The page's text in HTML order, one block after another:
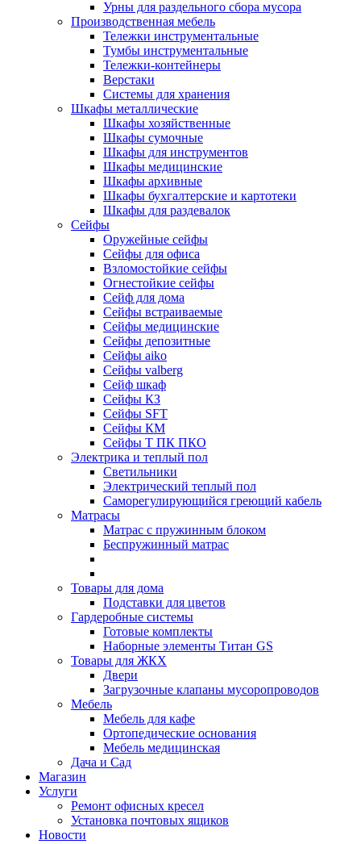
Урны для раздельного сбора мусора
Производственная мебель
Тележки инструментальные
Тумбы инструментальные
Тележки-контейнеры
Верстаки
Системы для хранения
Шкафы металлические
Шкафы хозяйственные
Шкафы сумочные
Шкафы для инструментов
Шкафы медицинские
Шкафы архивные
Шкафы бухгалтерские и картотеки
Шкафы для раздевалок
Сейфы
Оружейные сейфы
Сейфы для офиса
Взломостойкие сейфы
Огнестойкие сейфы
Cейф для дома
Сейфы встраиваемые
Сейфы медицинские
Сейфы депозитные
Сейфы aiko
Сейфы valberg
Сейф шкаф
Сейфы КЗ
Сейфы SFT
Сейфы КМ
Сейфы Т ПК ПКО
Электрика и теплый пол
Светильники
Электрический теплый пол
Саморегулирующийся греющий кабель
Матрасы
Матрас с пружинным блоком
Беспружинный матрас
Товары для дома
Подставки для цветов
Гардеробные системы
Готовые комплекты
Наборные элементы Титан GS
Товары для ЖКХ
Двери
Загрузочные клапаны мусоропроводов
Мебель
Мебель для кафе
Ортопедические основания
Мебель медицинская
Дача и Сад
Магазин
Услуги
Ремонт офисных кресел
Установка почтовых ящиков
Новости